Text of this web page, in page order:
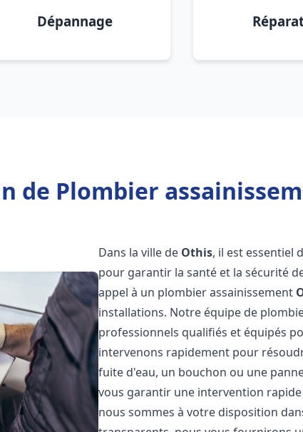
Dépannage
de Plombier
Dans la ville de Othis, il est essentiel
pour garantir la santé et la sécurité
appel à un plombier assainissement
installations. Notre équipe de
professionnels qualifiés et équipés
intervenons rapidement pour
fuite d'eau, un bouchon ou une
vous garantir une intervention
nous sommes à votre disposition